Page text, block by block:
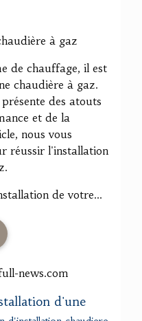
à gaz
de chauffage, il est
chaudière à gaz.
des atouts
et de la
nous vous
réussir l'installation
de votre...
news.com
d'une